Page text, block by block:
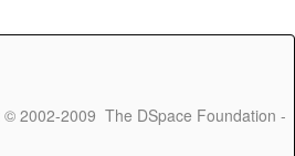
© 2002-2009 The DSpace Foundation -